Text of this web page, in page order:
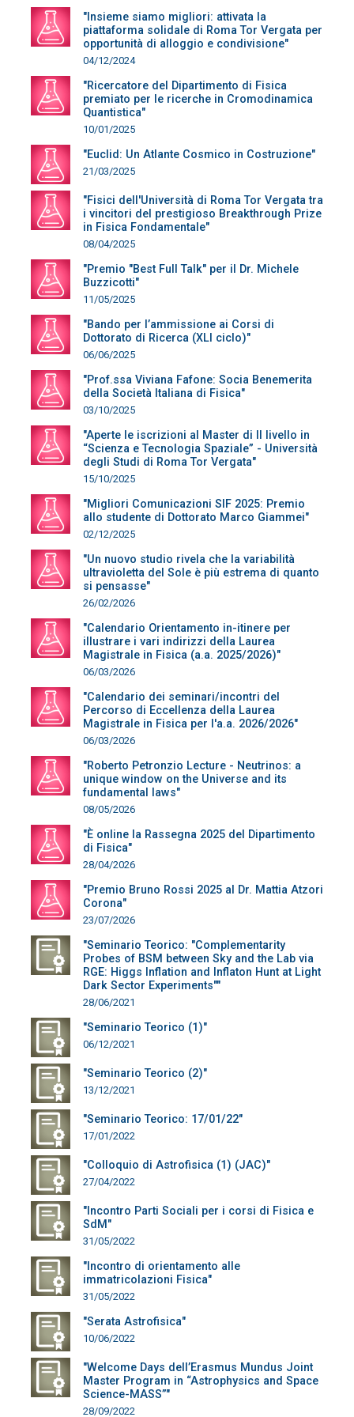
"Insieme siamo migliori: attivata la
piattaforma solidale di Roma Tor Vergata per
opportunità di alloggio e condivisione"
04/12/2024
"Ricercatore del Dipartimento di Fisica
premiato per le ricerche in Cromodinamica
Quantistica"
10/01/2025
"Euclid: Un Atlante Cosmico in Costruzione"
21/03/2025
"Fisici dell'Università di Roma Tor Vergata tra
i vincitori del prestigioso Breakthrough Prize
in Fisica Fondamentale"
08/04/2025
"Premio "Best Full Talk" per il Dr. Michele
Buzzicotti"
11/05/2025
"Bando per l’ammissione ai Corsi di
Dottorato di Ricerca (XLI ciclo)"
06/06/2025
"Prof.ssa Viviana Fafone: Socia Benemerita
della Società Italiana di Fisica"
03/10/2025
"Aperte le iscrizioni al Master di II livello in
“Scienza e Tecnologia Spaziale” - Università
degli Studi di Roma Tor Vergata"
15/10/2025
"Migliori Comunicazioni SIF 2025: Premio
allo studente di Dottorato Marco Giammei"
02/12/2025
"Un nuovo studio rivela che la variabilità
ultravioletta del Sole è più estrema di quanto
si pensasse"
26/02/2026
"Calendario Orientamento in-itinere per
illustrare i vari indirizzi della Laurea
Magistrale in Fisica (a.a. 2025/2026)"
06/03/2026
"Calendario dei seminari/incontri del
Percorso di Eccellenza della Laurea
Magistrale in Fisica per l'a.a. 2026/2026"
06/03/2026
"Roberto Petronzio Lecture - Neutrinos: a
unique window on the Universe and its
fundamental laws"
08/05/2026
"È online la Rassegna 2025 del Dipartimento
di Fisica"
28/04/2026
"Premio Bruno Rossi 2025 al Dr. Mattia Atzori
Corona"
23/07/2026
"Seminario Teorico: "Complementarity
Probes of BSM between Sky and the Lab via
RGE: Higgs Inflation and Inflaton Hunt at Light
Dark Sector Experiments""
28/06/2021
"Seminario Teorico (1)"
06/12/2021
"Seminario Teorico (2)"
13/12/2021
"Seminario Teorico: 17/01/22"
17/01/2022
"Colloquio di Astrofisica (1) (JAC)"
27/04/2022
"Incontro Parti Sociali per i corsi di Fisica e
SdM"
31/05/2022
"Incontro di orientamento alle
immatricolazioni Fisica"
31/05/2022
"Serata Astrofisica"
10/06/2022
"Welcome Days dell’Erasmus Mundus Joint
Master Program in “Astrophysics and Space
Science-MASS”"
28/09/2022